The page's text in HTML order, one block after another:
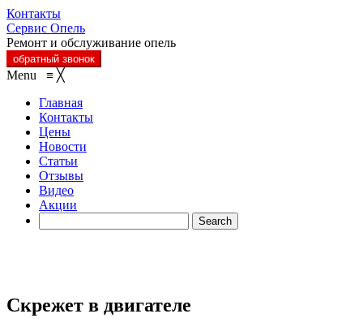
Контакты
Сервис Опель
Ремонт и обслуживание опель
обратный звонок
Menu ≡ ╳
Главная
Контакты
Цены
Новости
Статьи
Отзывы
Видео
Акции
Скрежет в двигателе